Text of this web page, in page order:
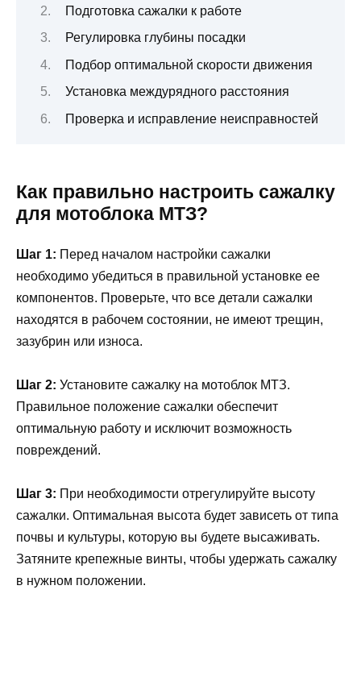
Подготовка сажалки к работе
Регулировка глубины посадки
Подбор оптимальной скорости движения
Установка междурядного расстояния
Проверка и исправление неисправностей
Как правильно настроить сажалку
для мотоблока МТЗ?
Шаг 1: Перед началом настройки сажалки
необходимо убедиться в правильной установке ее
компонентов. Проверьте, что все детали сажалки
находятся в рабочем состоянии, не имеют трещин,
зазубрин или износа.
Шаг 2: Установите сажалку на мотоблок МТЗ.
Правильное положение сажалки обеспечит
оптимальную работу и исключит возможность
повреждений.
Шаг 3: При необходимости отрегулируйте высоту
сажалки. Оптимальная высота будет зависеть от типа
почвы и культуры, которую вы будете высаживать.
Затяните крепежные винты, чтобы удержать сажалку
в нужном положении.